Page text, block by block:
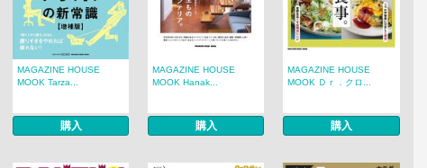
MAGAZINE HOUSE
MOOK Tarza...
購入
MAGAZINE HOUSE
MOOK Hanak...
購入
MAGAZINE HOUSE
MOOK Ｄｒ．クロ...
購入